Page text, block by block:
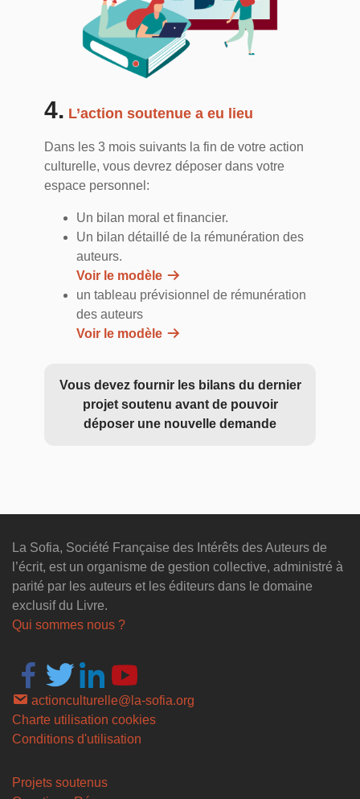
4. L’action soutenue a eu lieu
Dans les 3 mois suivants la fin de votre action
culturelle, vous devrez déposer dans votre
espace personnel:
Un bilan moral et financier.
Un bilan détaillé de la rémunération des
auteurs.
Voir le modèle
un tableau prévisionnel de rémunération
des auteurs
Voir le modèle
Vous devez fournir les bilans du dernier
projet soutenu avant de pouvoir
déposer une nouvelle demande
La Sofia, Société Française des Intérêts des Auteurs de
l’écrit, est un organisme de gestion collective, administré à
parité par les auteurs et les éditeurs dans le domaine
exclusif du Livre.
Qui sommes nous ?
actionculturelle@la-sofia.org
Charte utilisation cookies
Conditions d'utilisation
Projets soutenus